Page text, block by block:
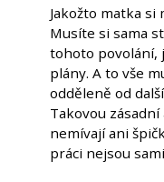
Jakožto matka si
Musíte si sama
tohoto povolání,
plány. A to vše
odděleně od
Takovou
nemívají ani
práci nejsou